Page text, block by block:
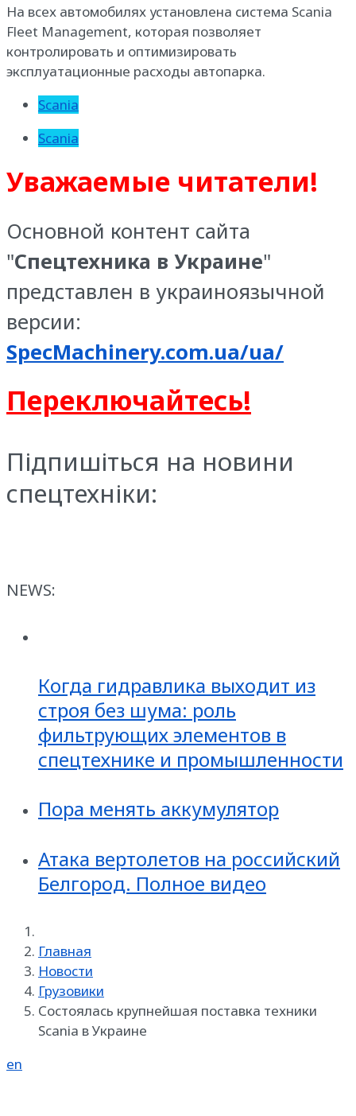
На всех автомобилях установлена ​​система Scania
Fleet Management, которая позволяет
контролировать и оптимизировать
эксплуатационные расходы автопарка.
Scania
Scania
Уважаемые читатели!
Основной контент сайта
"Спецтехника в Украине"
представлен в украиноязычной
версии:
SpecMachinery.com.ua/ua/
Переключайтесь!
Підпишіться на новини
спецтехніки:
NEWS:
Когда гидравлика выходит из
строя без шума: роль
фильтрующих элементов в
спецтехнике и промышленности
Пора менять аккумулятор
Атака вертолетов на российский
Белгород. Полное видео
Главная
Новости
Грузовики
Состоялась крупнейшая поставка техники
Scania в Украине
en